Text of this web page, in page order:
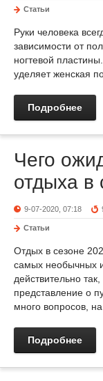
Статьи
Руки человека
зависимости от
ногтевой
уделяет женская
Подробнее
Чего
отдыха в
9-07-2020, 07:18
Статьи
Отдых в сезоне
самых необычных
действительно
представление о
много вопросов,
Подробнее